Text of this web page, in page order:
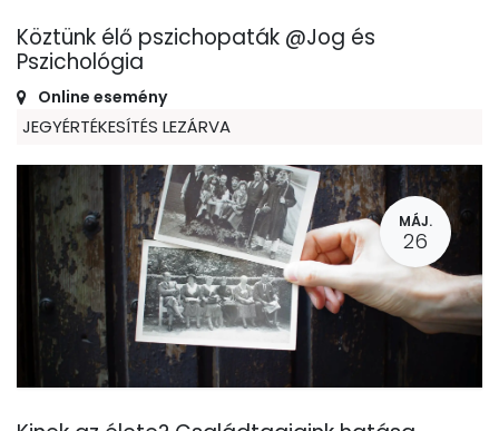
Köztünk élő pszichopaták @Jog és
Pszichológia
Online esemény
JEGYÉRTÉKESÍTÉS LEZÁRVA
MÁJ.
26